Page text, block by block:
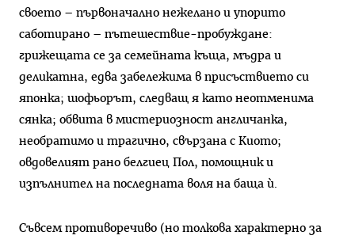
своето – първоначално нежелано и упорито
саботирано – пътешествие-пробуждане:
грижещата се за семейната къща, мъдра и
деликатна, едва забележима в присъствието си
японка; шофьорът, следващ я като неотменима
сянка; обвита в мистериозност англичанка,
необратимо и трагично, свързана с Киото;
овдовелият рано белгиец Пол, помощник и
изпълнител на последната воля на баща ѝ.
Съвсем противоречиво (но толкова характерно за